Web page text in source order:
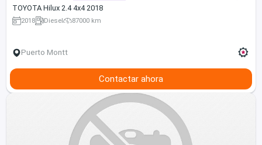
TOYOTA Hilux 2.4 4x4 2018
2018 Diesel 87000 km
Puerto Montt
Contactar ahora